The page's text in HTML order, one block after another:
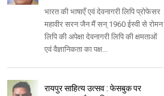
भारत की भाषाएँ एवं देवनागरी लिपि प्रोफेसर
महावीर सरन जैन मैं सन् 1960 ईस्वी से रोमन
लिपि की अपेक्षा देवनागरी लिपि की क्षमताओं
एवं वैज्ञानिकता का पक्ष...
रायपुर साहित्य उत्सव : फेसबुक पर